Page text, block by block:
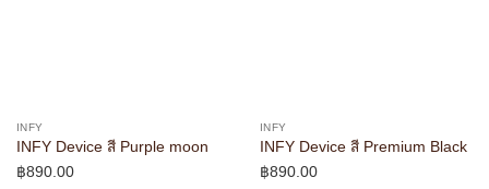
INFY
INFY Device สี Purple moon
฿890.00
INFY
INFY Device สี Premium Black
฿890.00